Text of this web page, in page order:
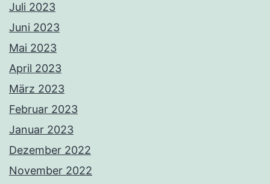
Juli 2023
Juni 2023
Mai 2023
April 2023
März 2023
Februar 2023
Januar 2023
Dezember 2022
November 2022